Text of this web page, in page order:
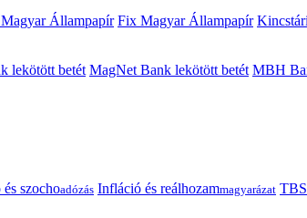
Állampapír Fix Magyar Állampapír
lekötött betét MagNet Bank lekötött betét MBH
szochoadózás Infláció és reálhozammagyarázat